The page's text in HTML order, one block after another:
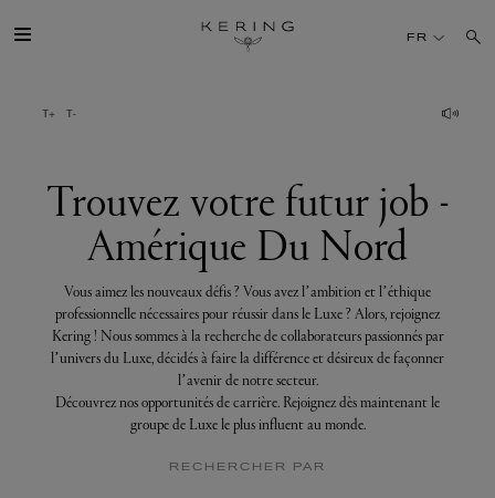
votre
futur
TALENT
DÉV. DURABLE
FINANCE
PRESSE
FR
Trouvez votre futur job -
Amérique Du Nord
Vous aimez les nouveaux défis ? Vous avez l’ambition et l’éthique
professionnelle nécessaires pour réussir dans le Luxe ? Alors, rejoignez
Kering ! Nous sommes à la recherche de collaborateurs passionnés par
l’univers du Luxe, décidés à faire la différence et désireux de façonner
l’avenir de notre secteur.
Découvrez nos opportunités de carrière. Rejoignez dès maintenant le
groupe de Luxe le plus influent au monde.
RECHERCHER PAR